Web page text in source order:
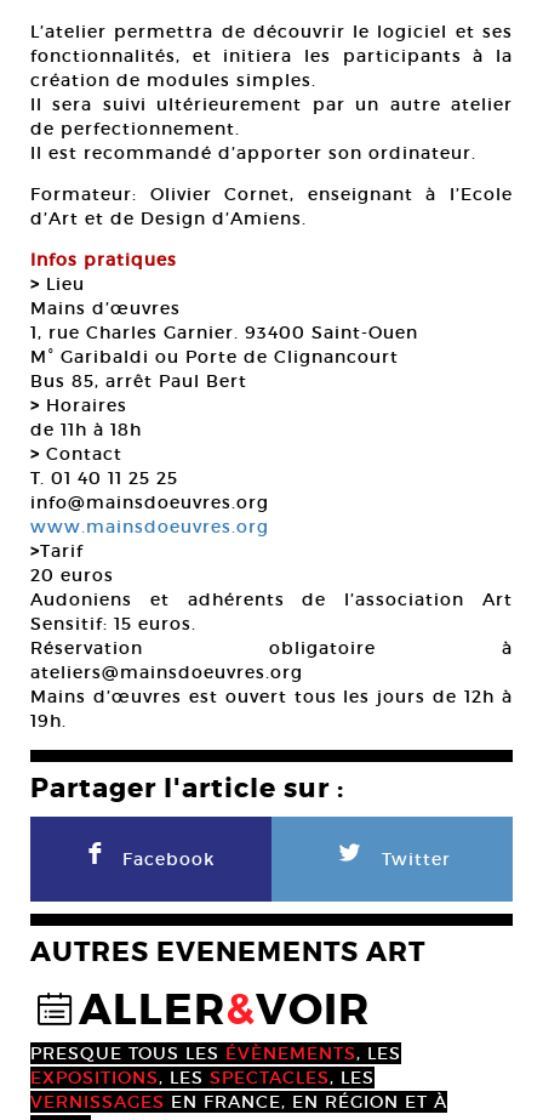
L’atelier permettra de découvrir le logiciel et ses
fonctionnalités, et initiera les participants à la
création de modules simples.
Il sera suivi ultérieurement par un autre atelier
de perfectionnement.
Il est recommandé d’apporter son ordinateur.
Formateur: Olivier Cornet, enseignant à l’Ecole
d’Art et de Design d’Amiens.
Infos pratiques
> Lieu
Mains d’œuvres
1, rue Charles Garnier. 93400 Saint-Ouen
M° Garibaldi ou Porte de Clignancourt
Bus 85, arrêt Paul Bert
> Horaires
de 11h à 18h
> Contact
T. 01 40 11 25 25
info@mainsdoeuvres.org
www.mainsdoeuvres.org
>Tarif
20 euros
Audoniens et adhérents de l’association Art
Sensitif: 15 euros.
Réservation obligatoire à
ateliers@mainsdoeuvres.org
Mains d’œuvres est ouvert tous les jours de 12h à
19h.
Partager l'article sur :
F Facebook L Twitter
AUTRES EVENEMENTS ART
@ALLER&VOIR
PRESQUE TOUS LES ÉVÈNEMENTS, LES
EXPOSITIONS, LES SPECTACLES, LES
VERNISSAGES EN FRANCE, EN RÉGION ET À